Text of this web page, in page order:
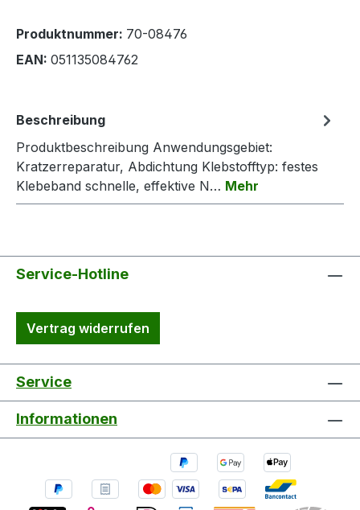
Produktnummer: 70-08476
EAN: 051135084762
Beschreibung
Produktbeschreibung Anwendungsgebiet:
Kratzerreparatur, Abdichtung Klebstofftyp: festes
Klebeband schnelle, effektive N… Mehr
Service-Hotline
Vertrag widerrufen
Service
Informationen